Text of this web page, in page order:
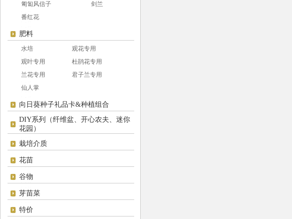
匍匐风信子
剑兰
番红花
肥料
水培
观花专用
观叶专用
杜鹃花专用
兰花专用
君子兰专用
仙人掌
向日葵种子礼品卡&种植组合
DIY系列（纤维盆、开心农夫、迷你
花园）
栽培介质
花苗
谷物
芽苗菜
特价